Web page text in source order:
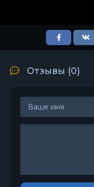
Отзывы (0)